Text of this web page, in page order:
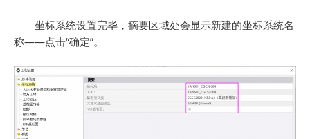
坐标系统设置完毕，摘要区域处会显示新建的坐标系统名
称——点击“确定”。